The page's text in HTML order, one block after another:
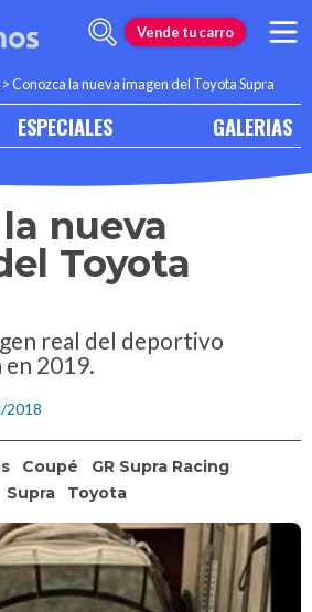
Vende tu carro
>Conozca la nueva imagen del Toyota Supra
ESPECIALES GALERIAS
nueva
Toyota
real del deportivo
en 2019.
2018
Coupé
GR Supra Racing
Supra Toyota